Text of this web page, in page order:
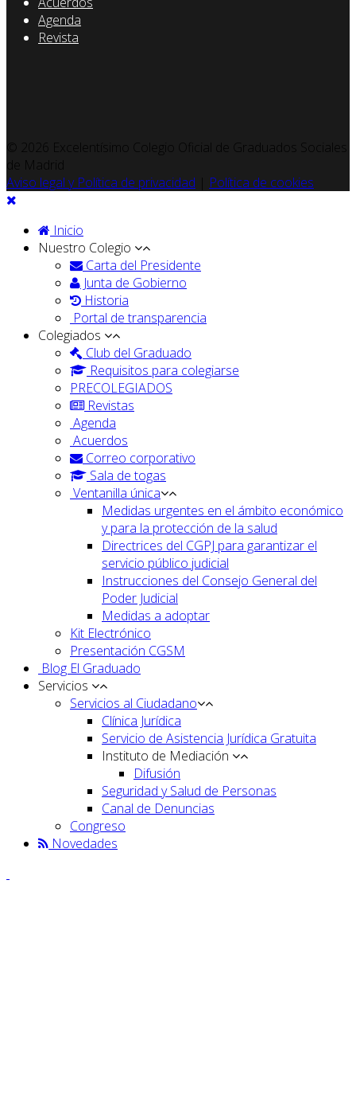
Agenda
Revista
© 2026 Excelentísimo Colegio Oficial de Graduados Sociales
de Madrid
Aviso legal y Política de privacidad
Política de cookies
Inicio
Nuestro Colegio
Carta del Presidente
Junta de Gobierno
Historia
Portal de transparencia
Colegiados
Club del Graduado
Requisitos para colegiarse
PRECOLEGIADOS
Revistas
Agenda
Acuerdos
Correo corporativo
Sala de togas
Ventanilla única
Medidas urgentes en el ámbito económico
y para la protección de la salud
Directrices del CGPJ para garantizar el
servicio público judicial
Instrucciones del Consejo General del
Poder Judicial
Medidas a adoptar
Kit Electrónico
Presentación CGSM
Blog El Graduado
Servicios
Servicios al Ciudadano
Clínica Jurídica
Servicio de Asistencia Jurídica Gratuita
Instituto de Mediación
Difusión
Seguridad y Salud de Personas
Canal de Denuncias
Congreso
Novedades